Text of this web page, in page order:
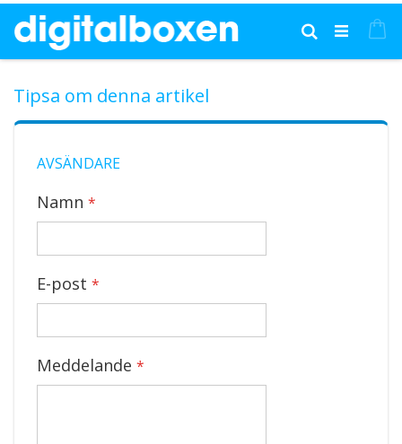
till
innehållet
Sök
Tipsa om denna artikel
AVSÄNDARE
Namn
E-post
Meddelande